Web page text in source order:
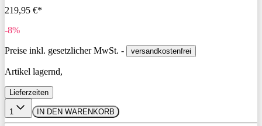
219,95 €*
-8%
Preise inkl. gesetzlicher MwSt. - versandkostenfrei
Artikel lagernd,
Lieferzeiten
1 IN DEN WARENKORB